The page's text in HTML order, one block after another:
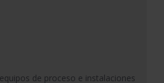
de proceso e instalaciones